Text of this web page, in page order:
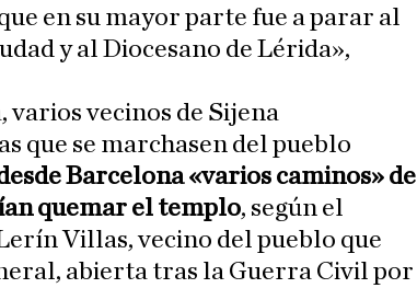
en su mayor parte fue a parar al
y al Diocesano de Lérida»,
vecinos de Sijena
que se marchasen del pueblo
Barcelona «varios caminos» de
quemar el templo, según el
Villas, vecino del pueblo que
abierta tras la Guerra Civil por